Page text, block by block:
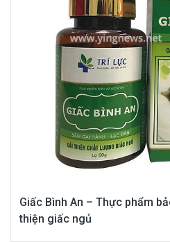
Giấc Bình An – Thực phẩm
thiện giấc ngủ